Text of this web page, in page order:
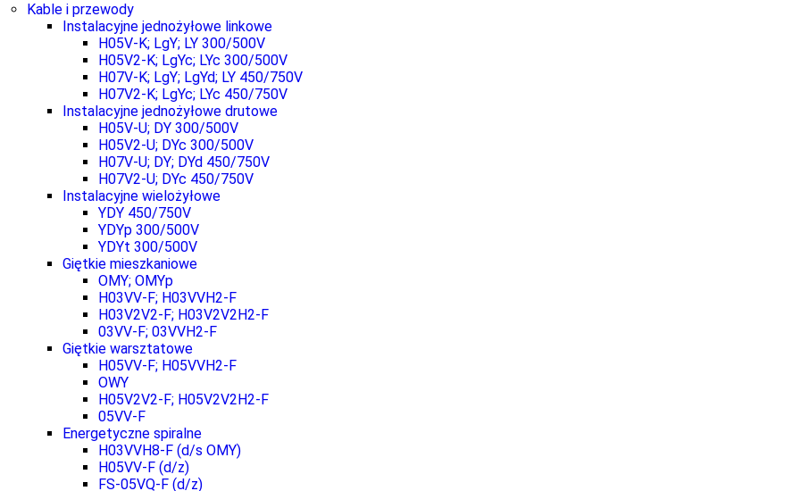
Kable i przewody
Instalacyjne jednożyłowe linkowe
H05V-K; LgY; LY 300/500V
H05V2-K; LgYc; LYc 300/500V
H07V-K; LgY; LgYd; LY 450/750V
H07V2-K; LgYc; LYc 450/750V
Instalacyjne jednożyłowe drutowe
H05V-U; DY 300/500V
H05V2-U; DYc 300/500V
H07V-U; DY; DYd 450/750V
H07V2-U; DYc 450/750V
Instalacyjne wielożyłowe
YDY 450/750V
YDYp 300/500V
YDYt 300/500V
Giętkie mieszkaniowe
OMY; OMYp
H03VV-F; H03VVH2-F
H03V2V2-F; H03V2V2H2-F
03VV-F; 03VVH2-F
Giętkie warsztatowe
H05VV-F; H05VVH2-F
OWY
H05V2V2-F; H05V2V2H2-F
05VV-F
Energetyczne spiralne
H03VVH8-F (d/s OMY)
H05VV-F (d/z)
FS-05VQ-F (d/z)